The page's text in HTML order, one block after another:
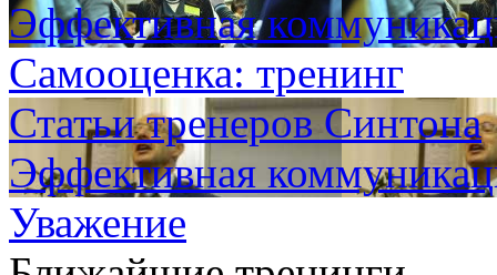
Эффективная
Самооценка: тренинг
Статьи тренеров Синтона
Эффективная
Уважение